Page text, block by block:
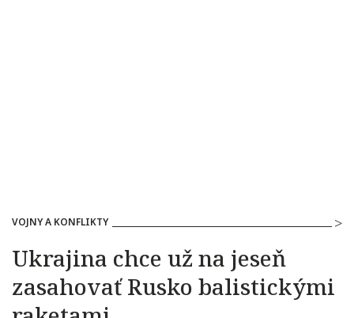
VOJNY A KONFLIKTY
Ukrajina chce už na jeseň
zasahovať Rusko balistickými